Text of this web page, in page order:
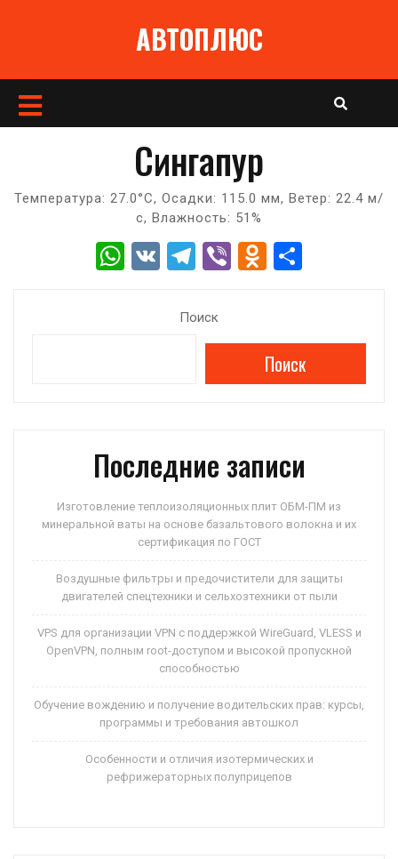
АВТОПЛЮС
Кнопка
Сингапур
Температура: 27.0°C, Осадки: 115.0 мм, Ветер: 22.4 м/
с, Влажность: 51%
W V T
e
gr
Vi O
o
kl
ni
ki
р
ть
Поиск
Поиск
Последние записи
Изготовление теплоизоляционных плит ОБМ-ПМ из
минеральной ваты на основе базальтового волокна и их
сертификация по ГОСТ
Воздушные фильтры и предочистители для защиты
двигателей спецтехники и сельхозтехники от пыли
VPS для организации VPN с поддержкой WireGuard, VLESS и
OpenVPN, полным root-доступом и высокой пропускной
способностью
Обучение вождению и получение водительских прав: курсы,
программы и требования автошкол
Особенности и отличия изотермических и
рефрижераторных полуприцепов